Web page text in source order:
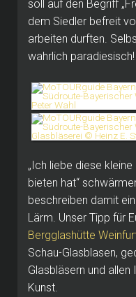
soll auf den Begriff
dem Siedler befreit
arbeiten durften.
wahrlich paradiesisch!
„Ich liebe diese
bieten hat“
beschreiben damit
Lärm. Unser Tipp für
Bergglashütte
Schau-Glasblasen,
Glasbläsern und
Kunst.